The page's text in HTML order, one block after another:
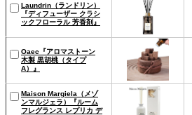
Laundrin（ランドリン）
『ディフューザー クラシ
ックフローラル 芳香剤』
Oaec『アロマストーン
木製 黒胡桃（タイプ
A）』
Maison Margiela（メゾ
ンマルジェラ）『ルーム
フレグランス レプリカ デ